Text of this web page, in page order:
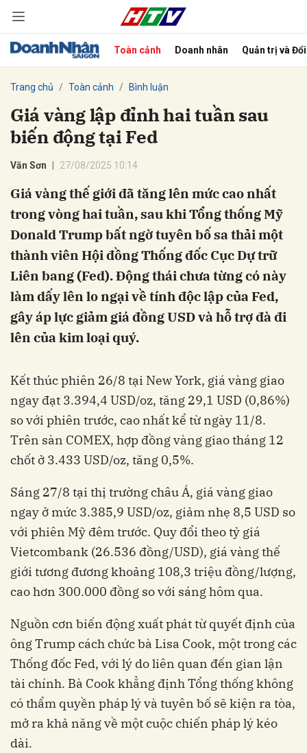
Toàn cảnh Doanh nhân Quản trị và
Trang chủ Toàn cảnh Bình luận
Giá vàng lập đỉnh hai tuần sau
biến động tại Fed
Văn Sơn 27/08/2025 10:14
Giá vàng thế giới đã tăng lên mức cao nhất
trong vòng hai tuần, sau khi Tổng thống Mỹ
Donald Trump bất ngờ tuyên bố sa thải một
thành viên Hội đồng Thống đốc Cục Dự trữ
Liên bang (Fed). Động thái chưa từng có này
làm dấy lên lo ngại về tính độc lập của Fed,
gây áp lực giảm giá đồng USD và hỗ trợ đà đi
lên của kim loại quý.
Kết thúc phiên 26/8 tại New York, giá vàng giao
ngay đạt 3.394,4 USD/oz, tăng 29,1 USD (0,86%)
so với phiên trước, cao nhất kể từ ngày 11/8.
Trên sàn COMEX, hợp đồng vàng giao tháng 12
chốt ở 3.433 USD/oz, tăng 0,5%.
Sáng 27/8 tại thị trường châu Á, giá vàng giao
ngay ở mức 3.385,9 USD/oz, giảm nhẹ 8,5 USD so
với phiên Mỹ đêm trước. Quy đổi theo tỷ giá
Vietcombank (26.536 đồng/USD), giá vàng thế
giới tương đương khoảng 108,3 triệu đồng/lượng,
cao hơn 300.000 đồng so với sáng hôm qua.
Nguồn cơn biến động xuất phát từ quyết định của
ông Trump cách chức bà Lisa Cook, một trong các
Thống đốc Fed, với lý do liên quan đến gian lận
tài chính. Bà Cook khẳng định Tổng thống không
có thẩm quyền pháp lý và tuyên bố sẽ kiện ra tòa,
mở ra khả năng về một cuộc chiến pháp lý kéo
dài.
Hủy